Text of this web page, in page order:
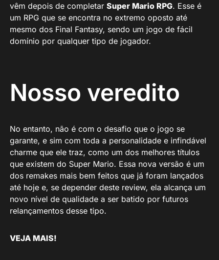
vêm depois de completar Super Mario RPG. Esse é
um RPG que se encontra no extremo oposto até
mesmo dos Final Fantasy, sendo um jogo de fácil
domínio por qualquer tipo de jogador.
Nosso veredito
No entanto, não é com o desafio que o jogo se
garante, e sim com toda a personalidade e infindável
charme que ele traz, como um dos melhores títulos
que existem do Super Mario. Essa nova versão é um
dos remakes mais bem feitos que já foram lançados
até hoje e, se depender deste review, ela alcança um
novo nível de qualidade a ser batido por futuros
relançamentos desse tipo.
VEJA MAIS!